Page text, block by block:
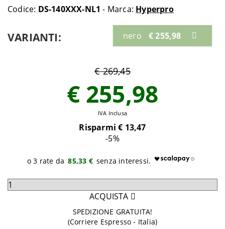
Codice: DS-140XXX-NL1 - Marca: Hyperpro
VARIANTI: nero € 255,98
€ 269,45
€ 255,98
IVA Inclusa
Risparmi € 13,47
-5%
85,33 €
Seleziona
ACQUISTA
SPEDIZIONE GRATUITA!
(Corriere Espresso - Italia)